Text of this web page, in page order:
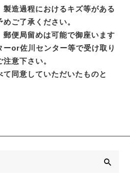
製造過程におけるキズ等がある
ご了承ください。
郵便局留めは可能で御座います
ーor佐川センター等で受け取り
意下さい。
て同意していただいたものと